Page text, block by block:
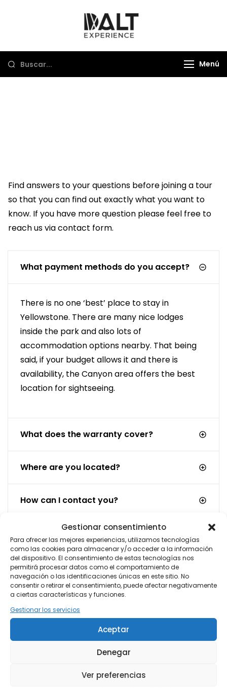
Gestionar consentimiento
Para ofrecer las mejores experiencias, utilizamos tecnologías
como las cookies para almacenar y/o acceder a la información
del dispositivo. El consentimiento de estas tecnologías nos
permitirá procesar datos como el comportamiento de
navegación o las identificaciones únicas en este sitio. No
consentir o retirar el consentimiento, puede afectar negativamente
a ciertas características y funciones.
Gestionar los servicios
Aceptar
Denegar
Ver preferencias
Menú
Find answers to your questions before joining a tour
so that you can find out exactly what you want to
know. If you have more question please feel free to
reach us viacontact form.
What payment methods do you accept?
There is no one ‘best’ place to stay in
Yellowstone. There are many nice lodges
inside the park and also lots of
accommodation options nearby. That being
said, if your budget allows it and there is
availability, the Canyon area offers the best
location for sightseeing.
What does the warranty cover?
Where are you located?
How can I contact you?
Can I receive a refund?
Is there any age ristrictions?
Will I have access to Wi-Fi?
Why Trave Nomad?